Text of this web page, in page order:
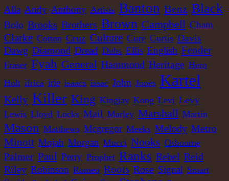
15.95€
12"
Mental Stamina Fr
Daba Makourejah
Handyman
Serial Killer - Woman Being
11.95€
Jah Militant Fr
Eastern Roots
Tribe Of Dan - Dub
Alla Andy Anthony Artists Banton Benz Black
Bolo Brooks Brothers Brown Campbell Cham
Clarke Cotton Cruz Culture Cure Curtis Davis
Dawg Diamond Dread Dubs Ellis English Fender
Fraser Fyah General Hammond Heritage Hero
Holt ifrica irie isaacs issac John Jones Kartel
Kelly Killer King Kingjay Kong Levi Levy
Lewis Lloyd Locks Mail Marley Marshall Martin
Mason Matthews Mcgregor Meeks Melody Metro
Minott Mojah Morgan Mucci Nooks Osbourne
Palmer Paul Perry Prophet Ranks Rebel Reid
Riley Robinson Romeo Roots Rose Signal Smart